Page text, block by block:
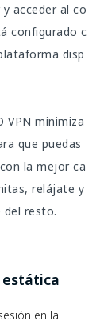
y acceder al co
configurado c
disp
VPN minimiza
que puedas
la mejor ca
relájate y
del resto.
estática
en la